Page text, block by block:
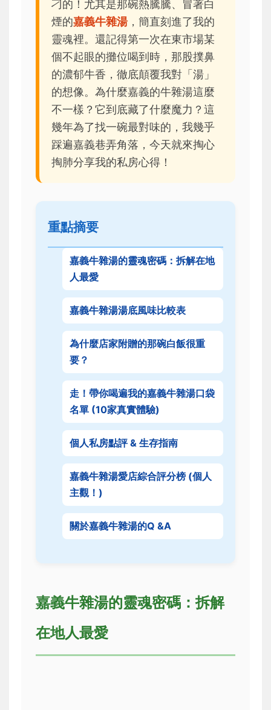
刁的！尤其是那碗熱騰騰、冒著白
煙的嘉義牛雜湯，簡直刻進了我的
靈魂裡。還記得第一次在東市場某
個不起眼的攤位喝到時，那股撲鼻
的濃郁牛香，徹底顛覆我對「湯」
的想像。為什麼嘉義的牛雜湯這麼
不一樣？它到底藏了什麼魔力？這
幾年為了找一碗最對味的，我幾乎
踩遍嘉義巷弄角落，今天就來掏心
掏肺分享我的私房心得！
重點摘要
嘉義牛雜湯的靈魂密碼：拆解在地
人最愛
嘉義牛雜湯湯底風味比較表
為什麼店家附贈的那碗白飯很重
要？
走！帶你喝遍我的嘉義牛雜湯口袋
名單 (10家真實體驗)
個人私房點評 & 生存指南
嘉義牛雜湯愛店綜合評分榜 (個人
主觀！)
關於嘉義牛雜湯的Q &A
嘉義牛雜湯的靈魂密碼：拆解
在地人最愛